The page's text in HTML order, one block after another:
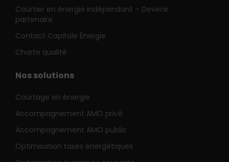
Courtier en énergie indépendant – Devenir
partenaire
Contact Capitole Énergie
Charte qualité
Nos solutions
Courtage en énergie
Accompagnement AMO privé
Accompagnement AMO public
Optimisation taxes énergétiques